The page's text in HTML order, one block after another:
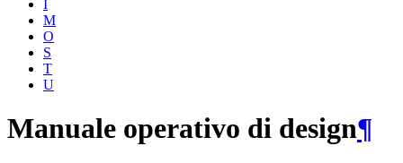
I
M
O
S
T
U
Manuale operativo di design¶